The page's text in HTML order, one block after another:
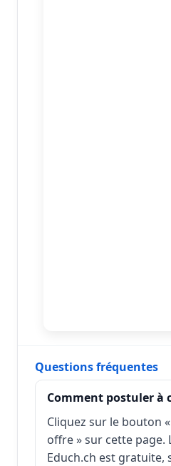
Questions fréquentes
Comment postuler à
Cliquez sur le bouton
offre » sur cette page.
Educh.ch est gratuite,